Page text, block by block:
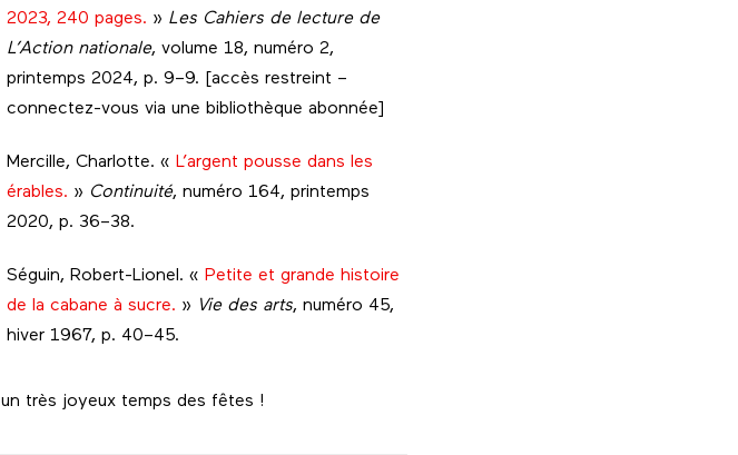
2023, 240 pages. » Les Cahiers de lecture de
L’Action nationale, volume 18, numéro 2,
printemps 2024, p. 9–9. [accès restreint –
connectez-vous via une bibliothèque abonnée]
Mercille, Charlotte. « L’argent pousse dans les
érables. » Continuité, numéro 164, printemps
2020, p. 36–38.
Séguin, Robert-Lionel. « Petite et grande histoire
de la cabane à sucre. » Vie des arts, numéro 45,
hiver 1967, p. 40–45.
un très joyeux temps des fêtes !